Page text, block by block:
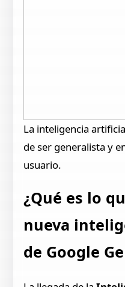
La inteligencia
de ser generalista y
usuario.
¿Qué es lo
nueva
de Google